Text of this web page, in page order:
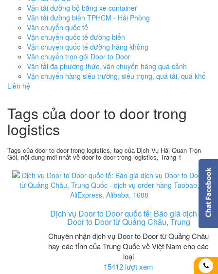
Vận tải đường bộ bằng xe container
Vận tải đường biển TPHCM - Hải Phòng
Vận chuyển quốc tế
Vận chuyển quốc tế đường biển
Vận chuyển quốc tế đường hàng không
Vận chuyển trọn gói Door to Door
Vận tải đa phương thức, vận chuyển hàng quá cảnh
Vận chuyển hàng siêu trường, siêu trọng, quá tải, quá khổ
Liên hệ
Tags của door to door trong
logistics
Tags của door to door trong logistics, tag của Dịch Vụ Hải Quan Trọn
Gói, nội dung mới nhất về door to door trong logistics, Trang 1
Dịch vụ Door to Door quốc tế: Báo giá dịch vụ
Door to Door từ Quảng Châu, Trung
Chuyên nhận dịch vụ Door to Door từ Quảng Châu
hay các tỉnh của Trung Quốc về Việt Nam cho các
loại
15412 lượt xem